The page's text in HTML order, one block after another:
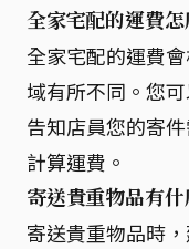
全家宅配的運費怎
全家宅配的運費
域有所不同。您
告知店員您的寄
計算運費。
寄送貴重物品有
寄送貴重物品時